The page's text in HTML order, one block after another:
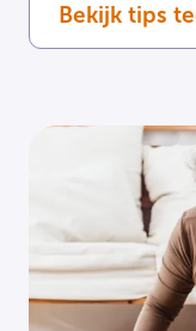
Bekijk tips